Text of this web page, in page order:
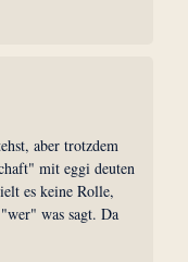
aber trotzdem
mit eggi deuten
es keine Rolle,
was sagt. Da